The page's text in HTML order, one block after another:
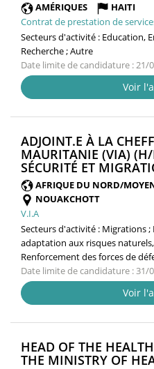
AMÉRIQUES
HAITI
Contrat de prestation de
Secteurs d'activité : Education,
Recherche ; Autre
Date limite de candidature : 21/
Voir
ADJOINT.E À LA
MAURITANIE (VIA) (H/
SÉCURITÉ ET
AFRIQUE DU NORD/
NOUAKCHOTT
V.I.A
Secteurs d'activité : Migrations
adaptation aux risques
Renforcement des forces de
Date limite de candidature : 31/
Voir
HEAD OF THE
THE MINISTRY OF